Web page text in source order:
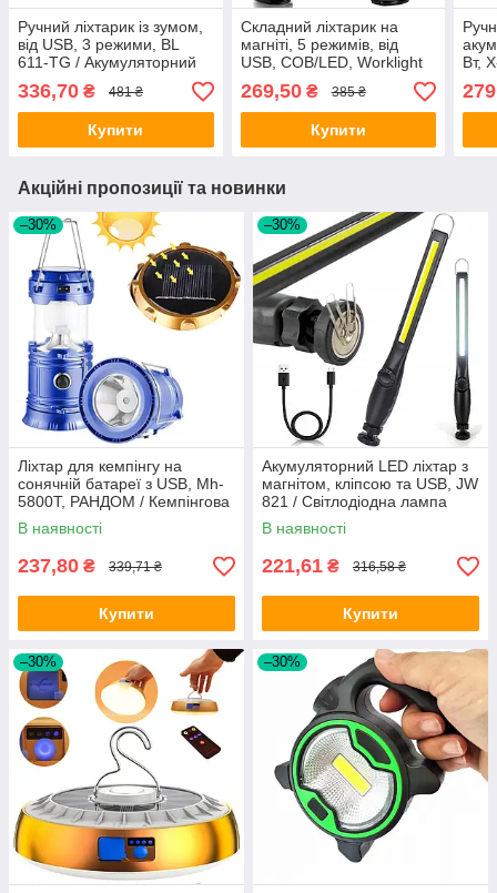
Ручний ліхтарик із зумом,
від USB, 3 режими, BL
611-TG / Акумуляторний
ліхтар / Портативний
ліхтарик
336,70 ₴ 481 ₴
Купити
Складний ліхтарик на
магніті, 5 режимів, від
USB, COB/LED, Worklight
W-52 / Ручний ліхтар
акумуляторний /
Кемпінговий ліхтар
269,50₴ 385 ₴
Купити
Вт,
279
Акційні пропозиції та новинки
–30%
Ліхтар для кемпінгу на
сонячній батареї з USB, Mh-
5800T, РАНДОМ / Кемпінгова
LED лампа акумуляторна
В наявності
237,80 ₴ 339,71 ₴
Купити
–30%
Акумуляторний LED ліхтар з
магнітом, кліпсою та USB, JW
821 / Світлодіодна лампа
світильник для кемпінгу
В наявності
221,61 ₴ 316,58 ₴
Купити
–30% –30%